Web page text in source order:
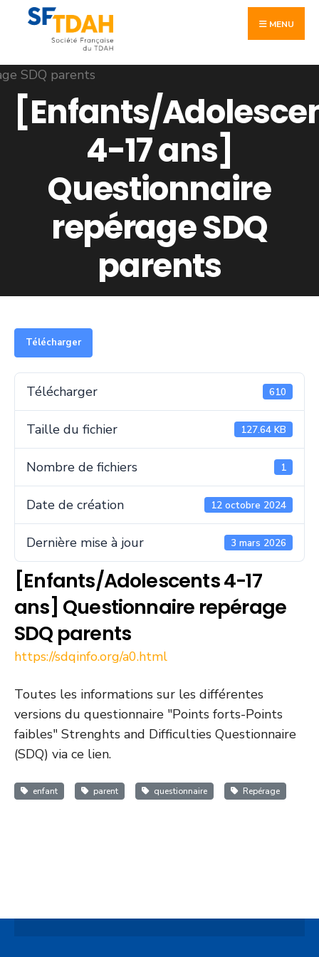
Skip
content
MENU
[Enfants/
4-17 ans]
Questionnaire
repérage SDQ
parents
Télécharger
Télécharger 610
Taille du fichier 127.64 KB
Nombre de fichiers 1
Date de création 12 octobre 2024
Dernière mise à jour 3 mars 2026
[Enfants/Adolescents 4-17
ans] Questionnaire repérage
SDQ parents
https://sdqinfo.org/a0.html
Toutes les informations sur les différentes
versions du questionnaire "Points forts-Points
faibles" Strenghts and Difficulties Questionnaire
(SDQ) via ce lien.
enfant parent questionnaire Repérage
Search
for: